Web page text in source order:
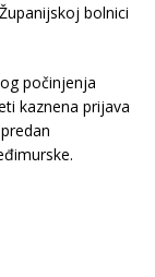
bolnici
počinjenja
kaznena prijava